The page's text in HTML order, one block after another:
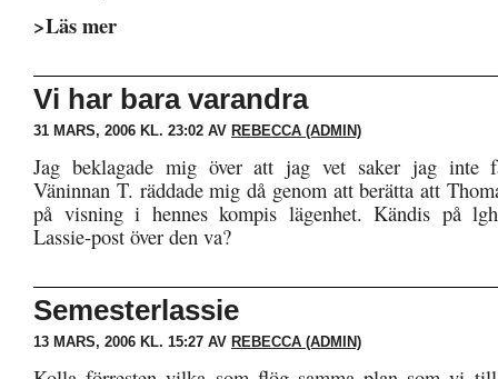
>Läs mer
Vi har bara varandra
31 MARS, 2006 KL. 23:02 AV REBECCA (ADMIN)
Jag beklagade mig över att jag vet saker jag inte
Väninnan T. räddade mig då genom att berätta att
på visning i hennes kompis lägenhet. Kändis på
Lassie-post över den va?
Semesterlassie
13 MARS, 2006 KL. 15:27 AV REBECCA (ADMIN)